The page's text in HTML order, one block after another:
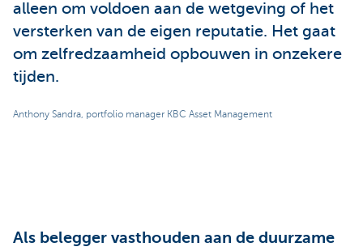
alleen om voldoen aan de wetgeving of het
versterken van de eigen reputatie. Het gaat
om zelfredzaamheid opbouwen in onzekere
tijden.
Anthony Sandra, portfolio manager KBC Asset Management
Als belegger vasthouden aan de duurzame